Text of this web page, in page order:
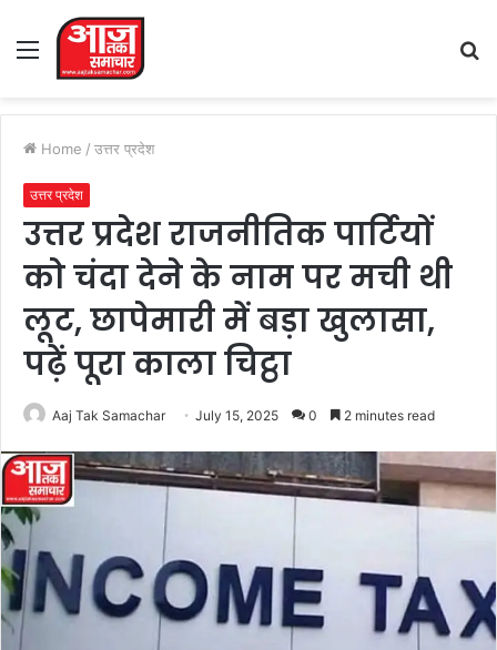
Menu
Home / उत्तर प्रदेश
उत्तर प्रदेश
उत्तर प्रदेश राजनीतिक पार्टियों
को चंदा देने के नाम पर मची थी
लूट, छापेमारी में बड़ा खुलासा,
पढ़ें पूरा काला चिट्ठा
Aaj Tak Samachar July 15, 2025 0 2 minutes read